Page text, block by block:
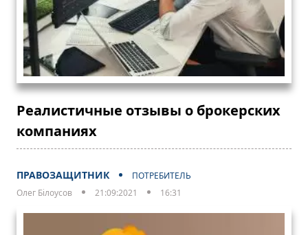
Реалистичные отзывы о брокерских
компаниях
ПРАВОЗАЩИТНИК
ПОТРЕБИТЕЛЬ
Олег Білоусов
21:09:2021 16:31